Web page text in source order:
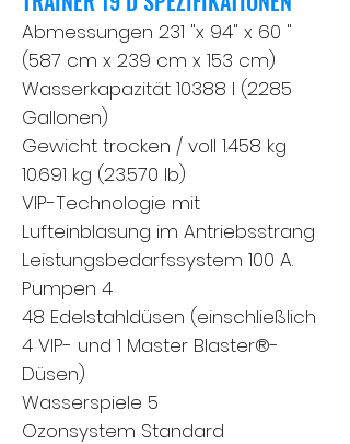
Abmessungen 231 "x 94" x 60 "
(587 cm x 239 cm x 153 cm)
Wasserkapazität 10388 l (2285
Gallonen)
Gewicht trocken / voll 1.458 kg
10.691 kg (23.570 lb)
VIP-Technologie mit
Lufteinblasung im Antriebsstrang
Leistungsbedarfssystem 100 A.
Pumpen 4
48 Edelstahldüsen (einschließlich
4 VIP- und 1 Master Blaster®-
Düsen)
Wasserspiele 5
Ozonsystem Standard